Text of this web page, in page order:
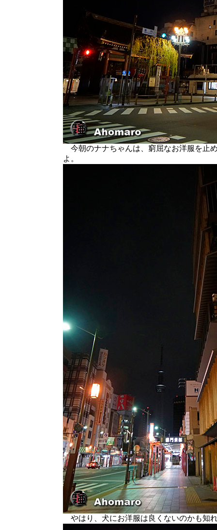
今朝のナナちゃんは、窮屈なお洋服を止
よ。
やはり、犬にお洋服は良くないのかも知